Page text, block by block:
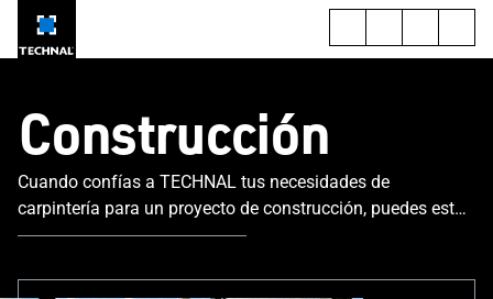
Construcción
Cuando confías a TECHNAL tus necesidades de
carpintería para un proyecto de construcción, puedes estar
tranquilo. Te beneficiarás de los mejores productos, las